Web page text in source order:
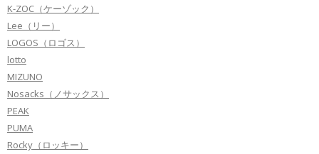
K-ZOC（ケーゾック）
Lee（リー）
LOGOS（ロゴス）
lotto
MIZUNO
Nosacks（ノサックス）
PEAK
PUMA
Rocky（ロッキー）